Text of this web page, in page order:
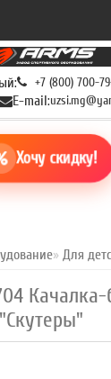
+7 (800) 700-
E-mail:
Хочу скидку!
Для
"Скутеры"